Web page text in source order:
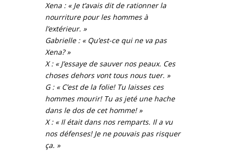
Xena : « Je t’avais dit de rationner la
nourriture pour les hommes à
l’extérieur. »
Gabrielle : « Qu’est-ce qui ne va pas
Xena? »
X : « J’essaye de sauver nos peaux. Ces
choses dehors vont tous nous tuer. »
G : « C’est de la folie! Tu laisses ces
hommes mourir! Tu as jeté une hache
dans le dos de cet homme! »
X : « Il était dans nos remparts. Il a vu
nos défenses! Je ne pouvais pas risquer
ça. »